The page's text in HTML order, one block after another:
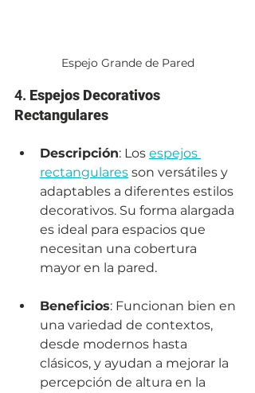
Espejo Grande de Pared
4. Espejos Decorativos
Rectangulares
Descripción: Los espejos
rectangulares son versátiles y
adaptables a diferentes estilos
decorativos. Su forma alargada
es ideal para espacios que
necesitan una cobertura
mayor en la pared.
Beneficios: Funcionan bien en
una variedad de contextos,
desde modernos hasta
clásicos, y ayudan a mejorar la
percepción de altura en la